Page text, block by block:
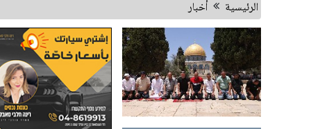
الرئيسية أخبار